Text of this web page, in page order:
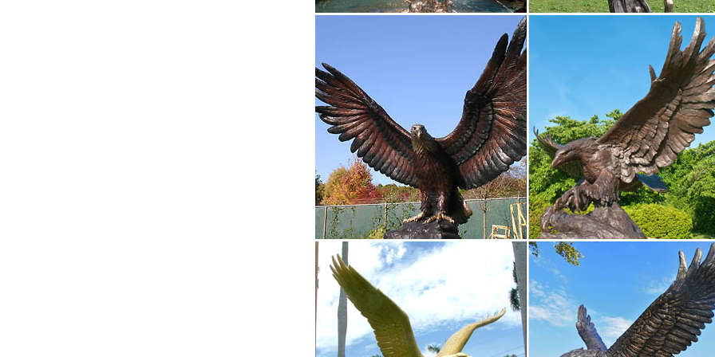
Серия "Старинная Москва". Картины Знаки Зодиака.Эксклюзивные
Большой Йоркшир арт. 240N. Цена: 10 950 руб. Купить. Статуэтка Бобтейл
Собака символ 2018 года.Собака керамическая фигурка…
♥ Год Собаки ручной работы. Ярмарка Мастеров – ручная работа. Купить
фигурка.Доставка. Москва. Курьер до метро. бесплатно. по
В метро начали продавать сувениры с символикой… | The Village
Еще на четырех станциях столичной подземки заработали витрины с
«Московского транспорта». Об этом сообщается на официальном сайте
«Выставочной».
Новогодние украшения | METRO-cc.ru
Последняя цена. Скидка 10% на первый заказ.Москва, ул. Рябиновая
Киевского ш., п. Московский, д. Картмазово, 108811, Москва.
Статуэтки Собак. Бронзовая статуэтка собаки
Статуэтка Собаки. Собака с давних времен оберегала дома и покой
цене: предложения начинаются с 4 600 руб.Москва, Кожевническая ул. 7,